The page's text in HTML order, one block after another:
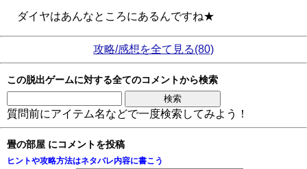
ダイヤはあんなところにあるんですね★
攻略/感想を全て見る(80)
この脱出ゲームに対する全てのコメントから検索
質問前にアイテム名などで一度検索してみよう！
畳の部屋 にコメントを投稿
ヒントや攻略方法はネタバレ内容に書こう